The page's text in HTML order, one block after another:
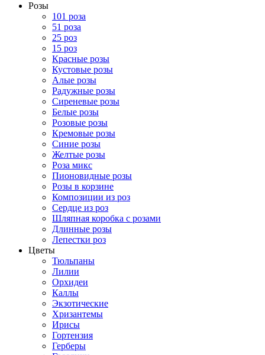
Розы
101 роза
51 роза
25 роз
15 роз
Красные розы
Кустовые розы
Алые розы
Радужные розы
Сиреневые розы
Белые розы
Розовые розы
Кремовые розы
Синие розы
Желтые розы
Роза микс
Пионовидные розы
Розы в корзине
Композиции из роз
Сердце из роз
Шляпная коробка с розами
Длинные розы
Лепестки роз
Цветы
Тюльпаны
Лилии
Орхидеи
Каллы
Экзотические
Хризантемы
Ирисы
Гортензия
Герберы